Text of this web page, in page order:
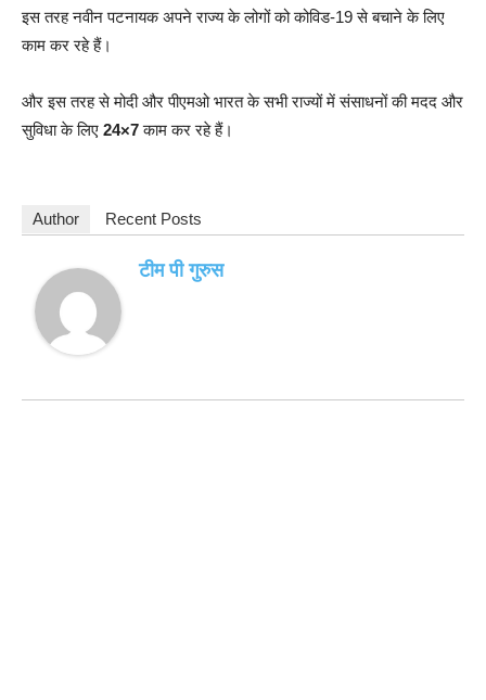
इस तरह नवीन पटनायक अपने राज्य के लोगों को कोविड-19 से बचाने के लिए
काम कर रहे हैं।
और इस तरह से मोदी और पीएमओ भारत के सभी राज्यों में संसाधनों की मदद और
सुविधा के लिए 24×7काम कर रहे हैं।
Author Recent Posts
टीम पी गुरुस